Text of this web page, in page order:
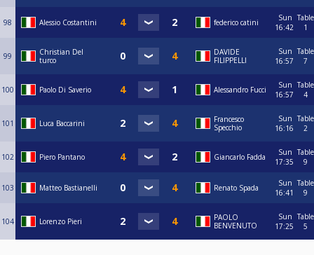
98 Alessio Costantini federico catini
Sun
16:42
Table
1
99
Christian Del
turco
DAVIDE
FILIPPELLI
Sun
16:57
Table
7
100 Paolo Di Saverio Alessandro Fucci
Sun
16:57
Table
4
101 Luca Baccarini
Francesco
Specchio
Sun
16:16
Table
2
102 Piero Pantano Giancarlo Fadda
Sun
17:35
Table
9
103 Matteo Bastianelli Renato Spada
Sun
16:41
Table
9
104 Lorenzo Pieri
PAOLO
BENVENUTO
Sun
17:25
Table
5